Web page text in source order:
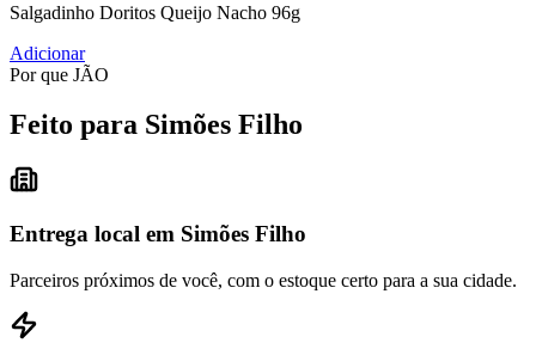
Salgadinho Doritos Queijo Nacho 96g
Adicionar
Por que JÃO
Feito para Simões Filho
Entrega local em Simões Filho
Parceiros próximos de você, com o estoque certo para a sua cidade.